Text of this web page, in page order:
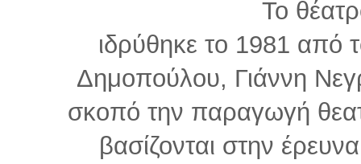
Το
ιδρύθηκε το 1981 από
Δημοπούλου, Γιάννη
σκοπό την παραγωγή
βασίζονται στην